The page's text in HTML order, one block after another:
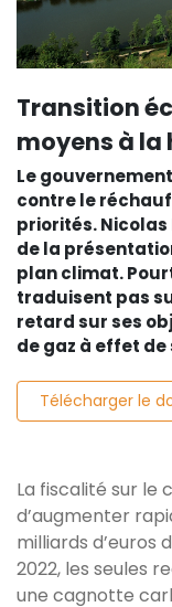
Transition
moyens à la
Le
contre le
priorités.
de la
plan climat.
traduisent pas
retard sur ses
de gaz à effet de
Télécharger le
La fiscalité sur le
d’augmenter
milliards d’euros
2022, les seules
une cagnotte